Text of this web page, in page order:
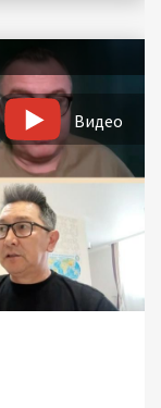
Видео